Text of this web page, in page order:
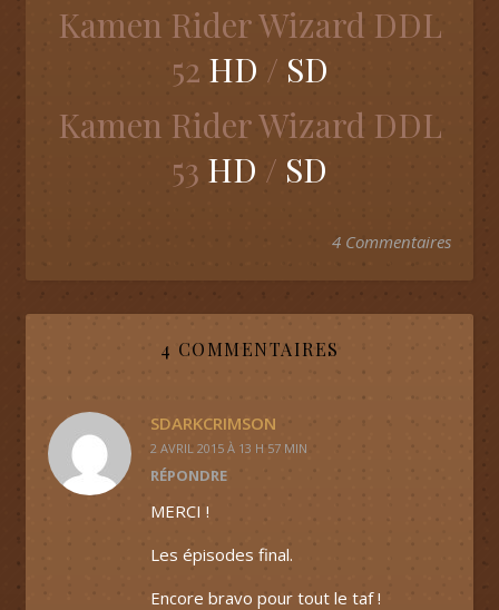
Kamen Rider Wizard DDL
52 HD / SD
Kamen Rider Wizard DDL
53 HD / SD
4 Commentaires
4 COMMENTAIRES
SDARKCRIMSON
2 AVRIL 2015 À 13 H 57 MIN
RÉPONDRE
MERCI !
Les épisodes final.
Encore bravo pour tout le taf !